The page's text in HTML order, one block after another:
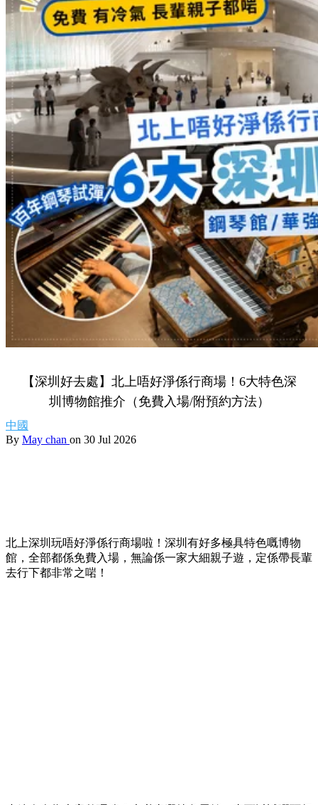
【深圳好去處】北上唔好淨係行商場！6大特色深
圳博物館推介（免費入場/附預約方法）
中國
By May chan on 30 Jul 2026
北上深圳玩唔好淨係行商場啦！深圳有好多極具特色嘅博物
館，全部都係免費入場，無論係一家大細親子遊，定係帶長輩
去行下都非常之啱！